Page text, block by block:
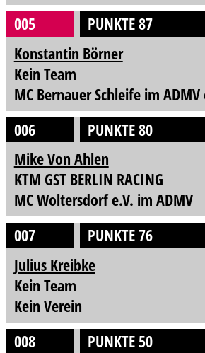
005
PUNKTE 87
Konstantin Börner
Kein Team
MC Bernauer Schleife im ADMV
006
PUNKTE 80
Mike Von Ahlen
KTM GST BERLIN RACING
MC Woltersdorf e.V. im ADMV
007
PUNKTE 76
Julius Kreibke
Kein Team
Kein Verein
008
PUNKTE 50